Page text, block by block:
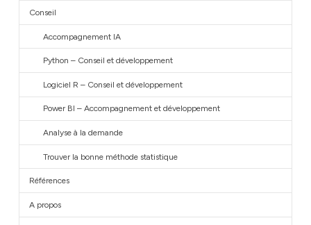
Conseil
Accompagnement IA
Python – Conseil et développement
Logiciel R – Conseil et développement
Power BI – Accompagnement et développement
Analyse à la demande
Trouver la bonne méthode statistique
Références
A propos